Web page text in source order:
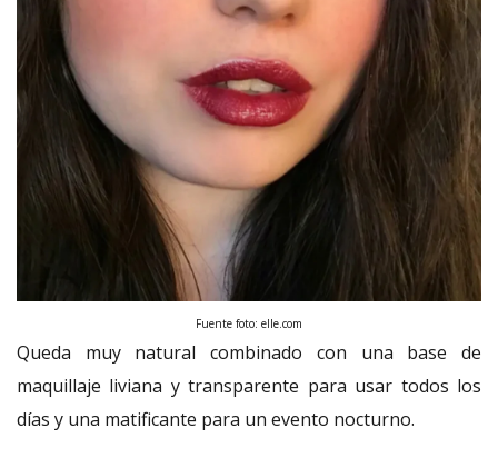
Fuente foto: elle.com
Queda muy natural combinado con una base de
maquillaje liviana y transparente para usar todos los
días y una matificante para un evento nocturno.